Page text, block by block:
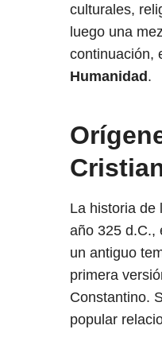
culturales,
luego una
continuación,
Humanidad.
La historia de
año 325 d.C.,
un antiguo
primera
Constantino.
popular